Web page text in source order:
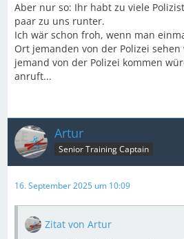
Aber nur so: Ihr habt zu viele
paar zu uns runter.
Ich wär schon froh, wenn man
Ort jemanden von der Polizei
jemand von der Polizei kommen
anruft...
Artur
Senior Training Captain
16. September 2025 um 10:09
Zitat von Artur